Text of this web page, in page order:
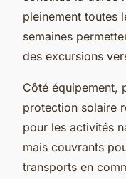
pleinement toutes
semaines
des excursions
Côté équipement,
protection solaire
pour les activités
mais couvrants
transports en